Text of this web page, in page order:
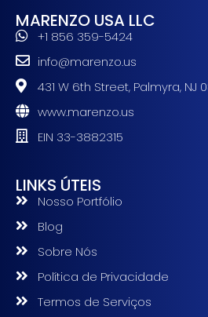
MARENZO USA LLC
+1 856 359-5424
info@marenzo.us
431 W 6th Street, Palmyra, NJ
www.marenzo.us
EIN 33-3882315
LINKS ÚTEIS
Nosso Portfólio
Blog
Sobre Nós
Política de Privacidade
Termos de Serviços